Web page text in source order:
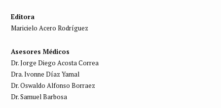
Editora
Maricielo Acero Rodríguez
Asesores Médicos
Dr. Jorge Diego Acosta Correa
Dra. Ivonne Díaz Yamal
Dr. Oswaldo Alfonso Borraez
Dr. Samuel Barbosa